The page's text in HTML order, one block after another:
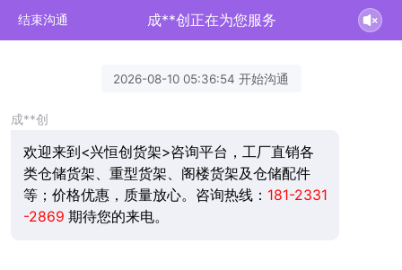
结束沟通 成**创正在为您服务
2026-08-10 05:36:54 开始沟通
成**创
欢迎来到<兴恒创货架>咨询平台，工厂直销各
类仓储货架、重型货架、阁楼货架及仓储配件
等；价格优惠，质量放心。咨询热线： 181-2331
-2869 期待您的来电。